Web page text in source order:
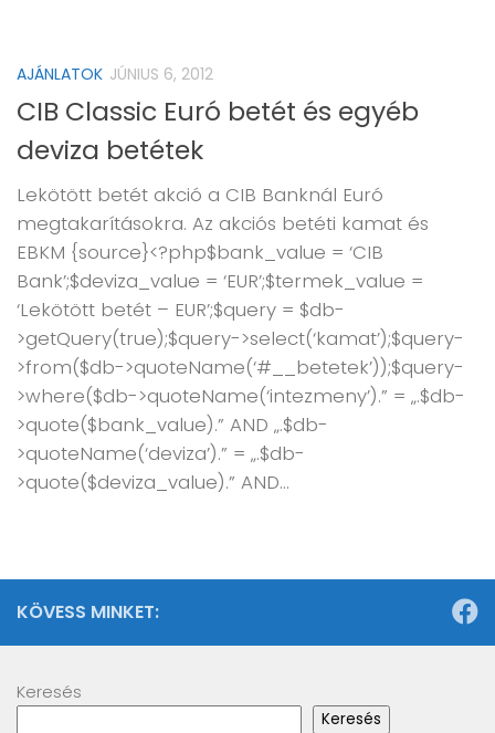
AJÁNLATOK JÚNIUS 6, 2012
CIB Classic Euró betét és egyéb
deviza betétek
Lekötött betét akció a CIB Banknál Euró
megtakarításokra. Az akciós betéti kamat és
EBKM {source}<?php$bank_value = ‘CIB
Bank’;$deviza_value = ‘EUR’;$termek_value =
‘Lekötött betét – EUR’;$query = $db-
>getQuery(true);$query->select(‘kamat’);$query-
>from($db->quoteName(‘#__betetek’));$query-
>where($db->quoteName(‘intezmeny’).” = „.$db-
>quote($bank_value).” AND „.$db-
>quoteName(‘deviza’).” = „.$db-
>quote($deviza_value).” AND...
KÖVESS MINKET:
Keresés
Keresés